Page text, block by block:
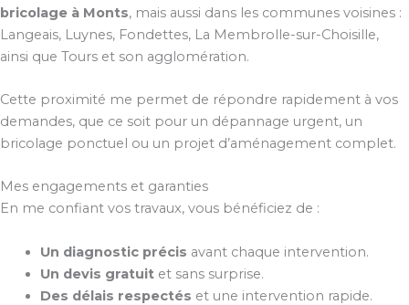
bricolage à Monts, mais aussi dans les communes voisines :
Langeais, Luynes, Fondettes, La Membrolle-sur-Choisille,
ainsi que Tours et son agglomération.
Cette proximité me permet de répondre rapidement à vos
demandes, que ce soit pour un dépannage urgent, un
bricolage ponctuel ou un projet d’aménagement complet.
Mes engagements et garanties
En me confiant vos travaux, vous bénéficiez de :
Un diagnostic précis avant chaque intervention.
Un devis gratuitet sans surprise.
Des délais respectés et une intervention rapide.